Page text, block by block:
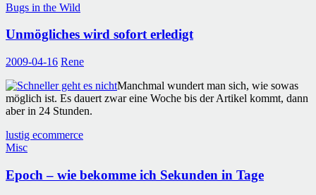
Bugs in the Wild
Unmögliches wird sofort erledigt
2009-04-16 Rene
Manchmal wundert man sich, wie sowas
möglich ist. Es dauert zwar eine Woche bis der Artikel kommt, dann
aber in 24 Stunden.
lustig ecommerce
Misc
Epoch – wie bekomme ich Sekunden in Tage